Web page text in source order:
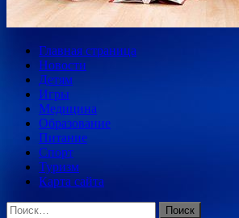
Главная страница
Новости
Детям
Игры
Медицина
Образование
Питание
Спорт
Туризм
Карта сайта
Найти: